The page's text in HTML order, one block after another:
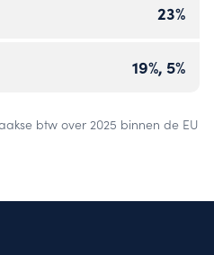
23%
19%, 5%
btw over 2025 binnen de EU